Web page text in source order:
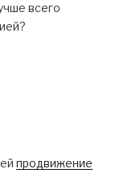
всего
продвижение